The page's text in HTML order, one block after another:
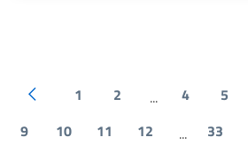
1 2 ... 4 5
9
10 11 12 ... 33